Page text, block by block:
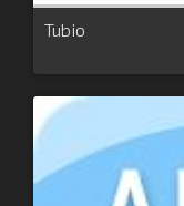
Tubio